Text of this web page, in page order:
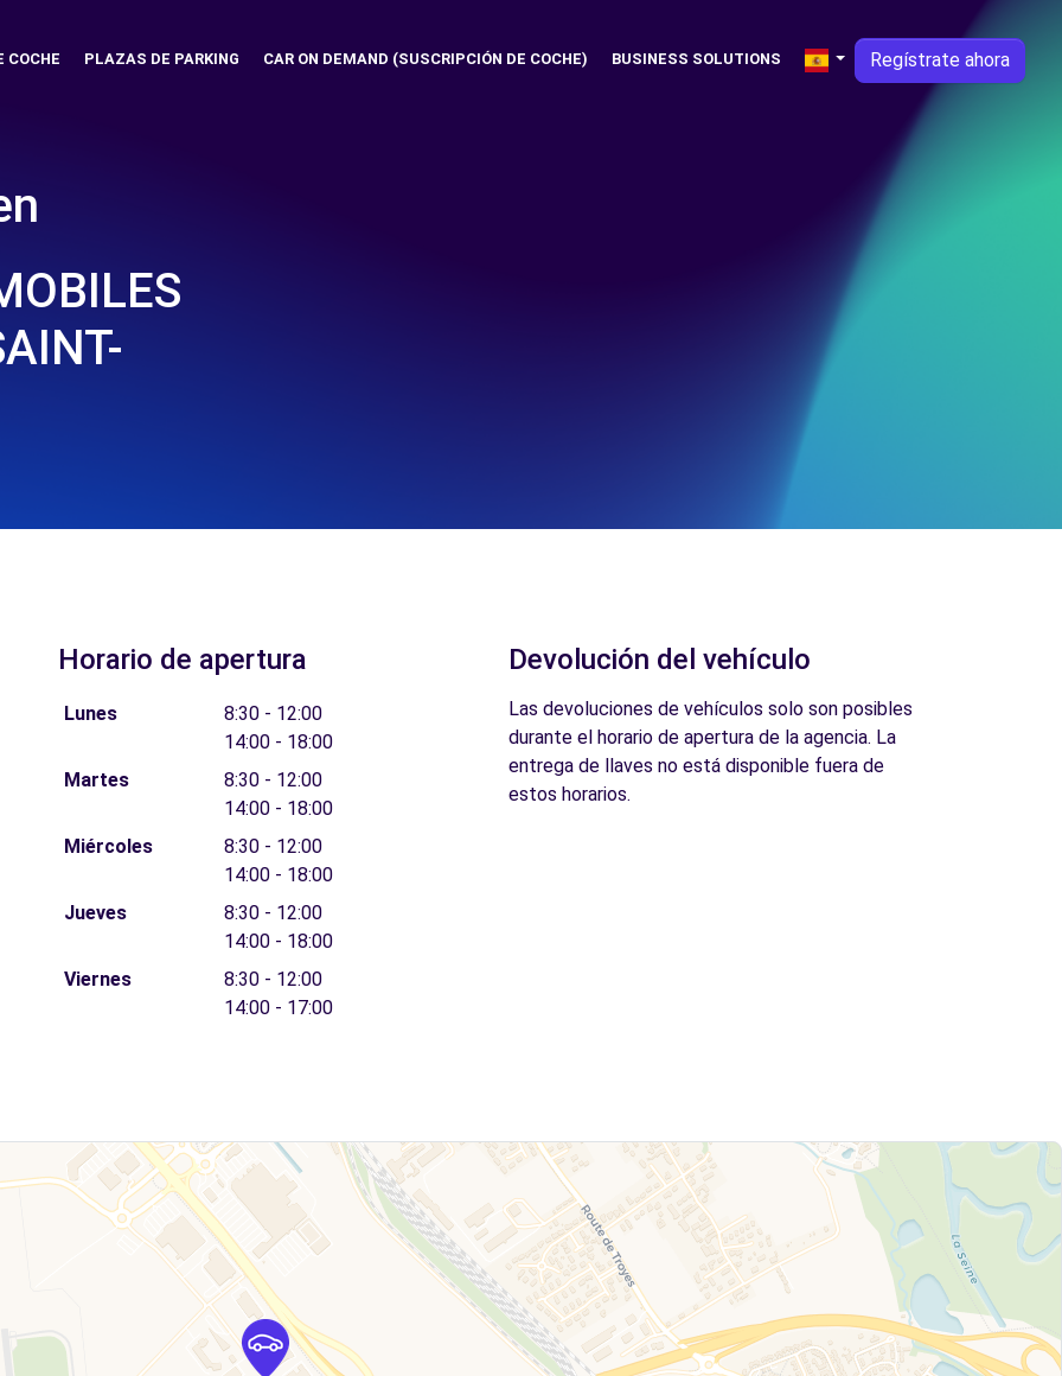
COCHE PLAZAS DE PARKING CAR ON DEMAND (SUSCRIPCIÓN DE COCHE) BUSINESS SOLUTIONS Regístrate ahora
Horario de apertura
Lunes
8:30 - 12:00
14:00 - 18:00
Martes
8:30 - 12:00
14:00 - 18:00
Miércoles
8:30 - 12:00
14:00 - 18:00
Jueves
8:30 - 12:00
14:00 - 18:00
Viernes
8:30 - 12:00
14:00 - 17:00
Devolución del vehículo
Las devoluciones de vehículos solo son posibles
durante el horario de apertura de la agencia. La
entrega de llaves no está disponible fuera de
estos horarios.